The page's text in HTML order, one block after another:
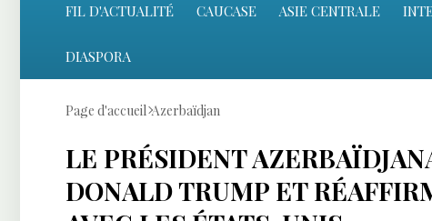
FIL D'ACTUALITÉ CAUCASE ASIE CENTRALE
DIASPORA
Page d'accueil Azerbaïdjan
LE PRÉSIDENT
DONALD TRUMP ET